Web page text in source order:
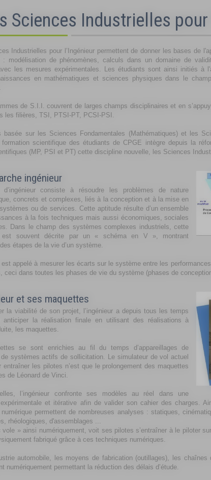
Sciences Industrielles
Industrielles pour l’Ingénieur permettent de donner les bases de
: modélisation de phénomènes, calculs dans un domaine de
les mesures expérimentales. Les étudiants sont ainsi initiés à
en mathématiques et sciences physiques dans le
de S.I.I. couvrent de larges champs disciplinaires et en
les filières, TSI, PTSI-PT, PCSI-PSI.
basée sur les Sciences Fondamentales (Mathématiques) et les
formation scientifique des étudiants de CPGE intègre depuis la
(MP, PSI et PT) cette discipline nouvelle, les Sciences
ingénieur
d’ingénieur consiste à résoudre les problèmes de nature
concrets et complexes, liés à la conception et à la mise en
ou de services. Cette aptitude résulte d’un ensemble
à la fois techniques mais aussi économiques, sociales
Dans le champ des systèmes complexes industriels, cette
est souvent décrite par un « schéma en V », montrant
des étapes de la vie d’un système.
est appelé à mesurer les écarts sur le système entre les
ceci dans toutes les phases de vie du système (phases de
et ses maquettes
la viabilité de son projet, l’ingénieur a depuis tous les temps
anticiper la réalisation finale en utilisant des réalisations à
les maquettes.
se sont enrichies au fil du temps d’appareillages de
systèmes actifs de sollicitation. Le simulateur de vol actuel
entraîner les pilotes n’est que le prolongement des maquettes
de Léonard de Vinci.
l’ingénieur confronte ses modèles au réel dans une
expérimentale et itérative afin de valider son cahier des charges.
numérique permettent de nombreuses analyses : statiques,
rhéologiques, d'assemblages ...
vole » ainsi numériquement, voit ses pilotes s’entraîner à le piloter
fabriqué grâce à ces techniques numériques.
automobile, les moyens de fabrication (outillages), les chaînes
numériquement permettant la réduction des délais d’étude.